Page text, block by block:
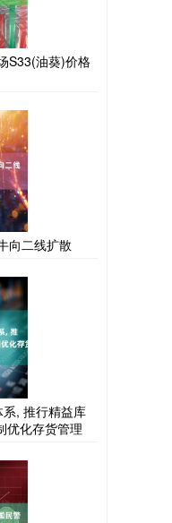
S33(油葵)价格
向二线扩散
, 推行精益库
优化存货管理